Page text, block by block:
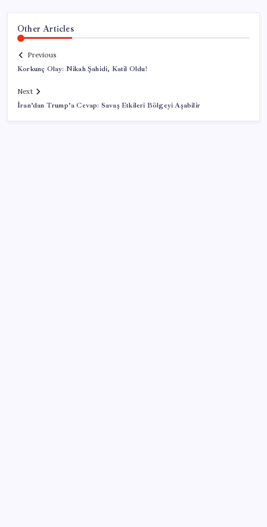
Other Articles
Previous
Korkunç Olay: Nikah Şahidi, Katil Oldu!
Next
İran’dan Trump’a Cevap: Savaş Etkileri Bölgeyi Aşabilir